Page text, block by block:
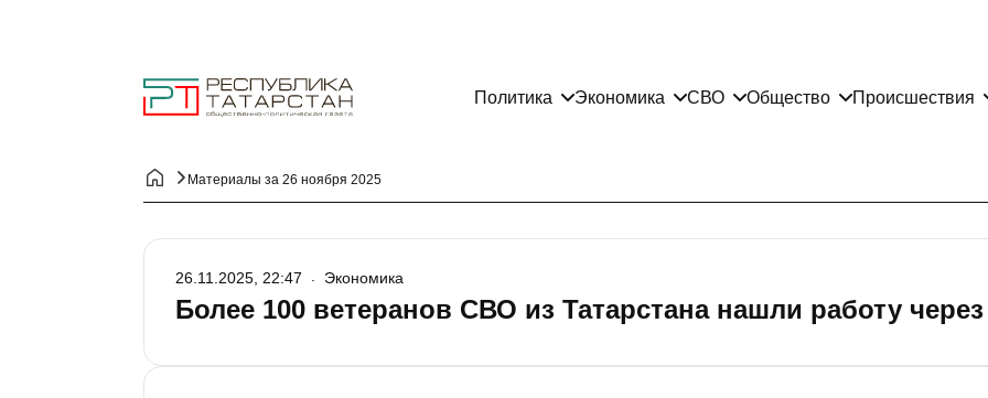
Политика Экономика СВО Общество Происшествия
Материалы за 26 ноября 2025
Более 100 ветеранов СВО из Татарстана нашли работу
26.11.2025, 22:47 Экономика